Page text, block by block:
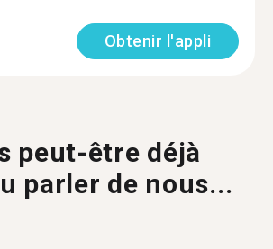
Obtenir l'appli
peut-être déjà
parler de nous...